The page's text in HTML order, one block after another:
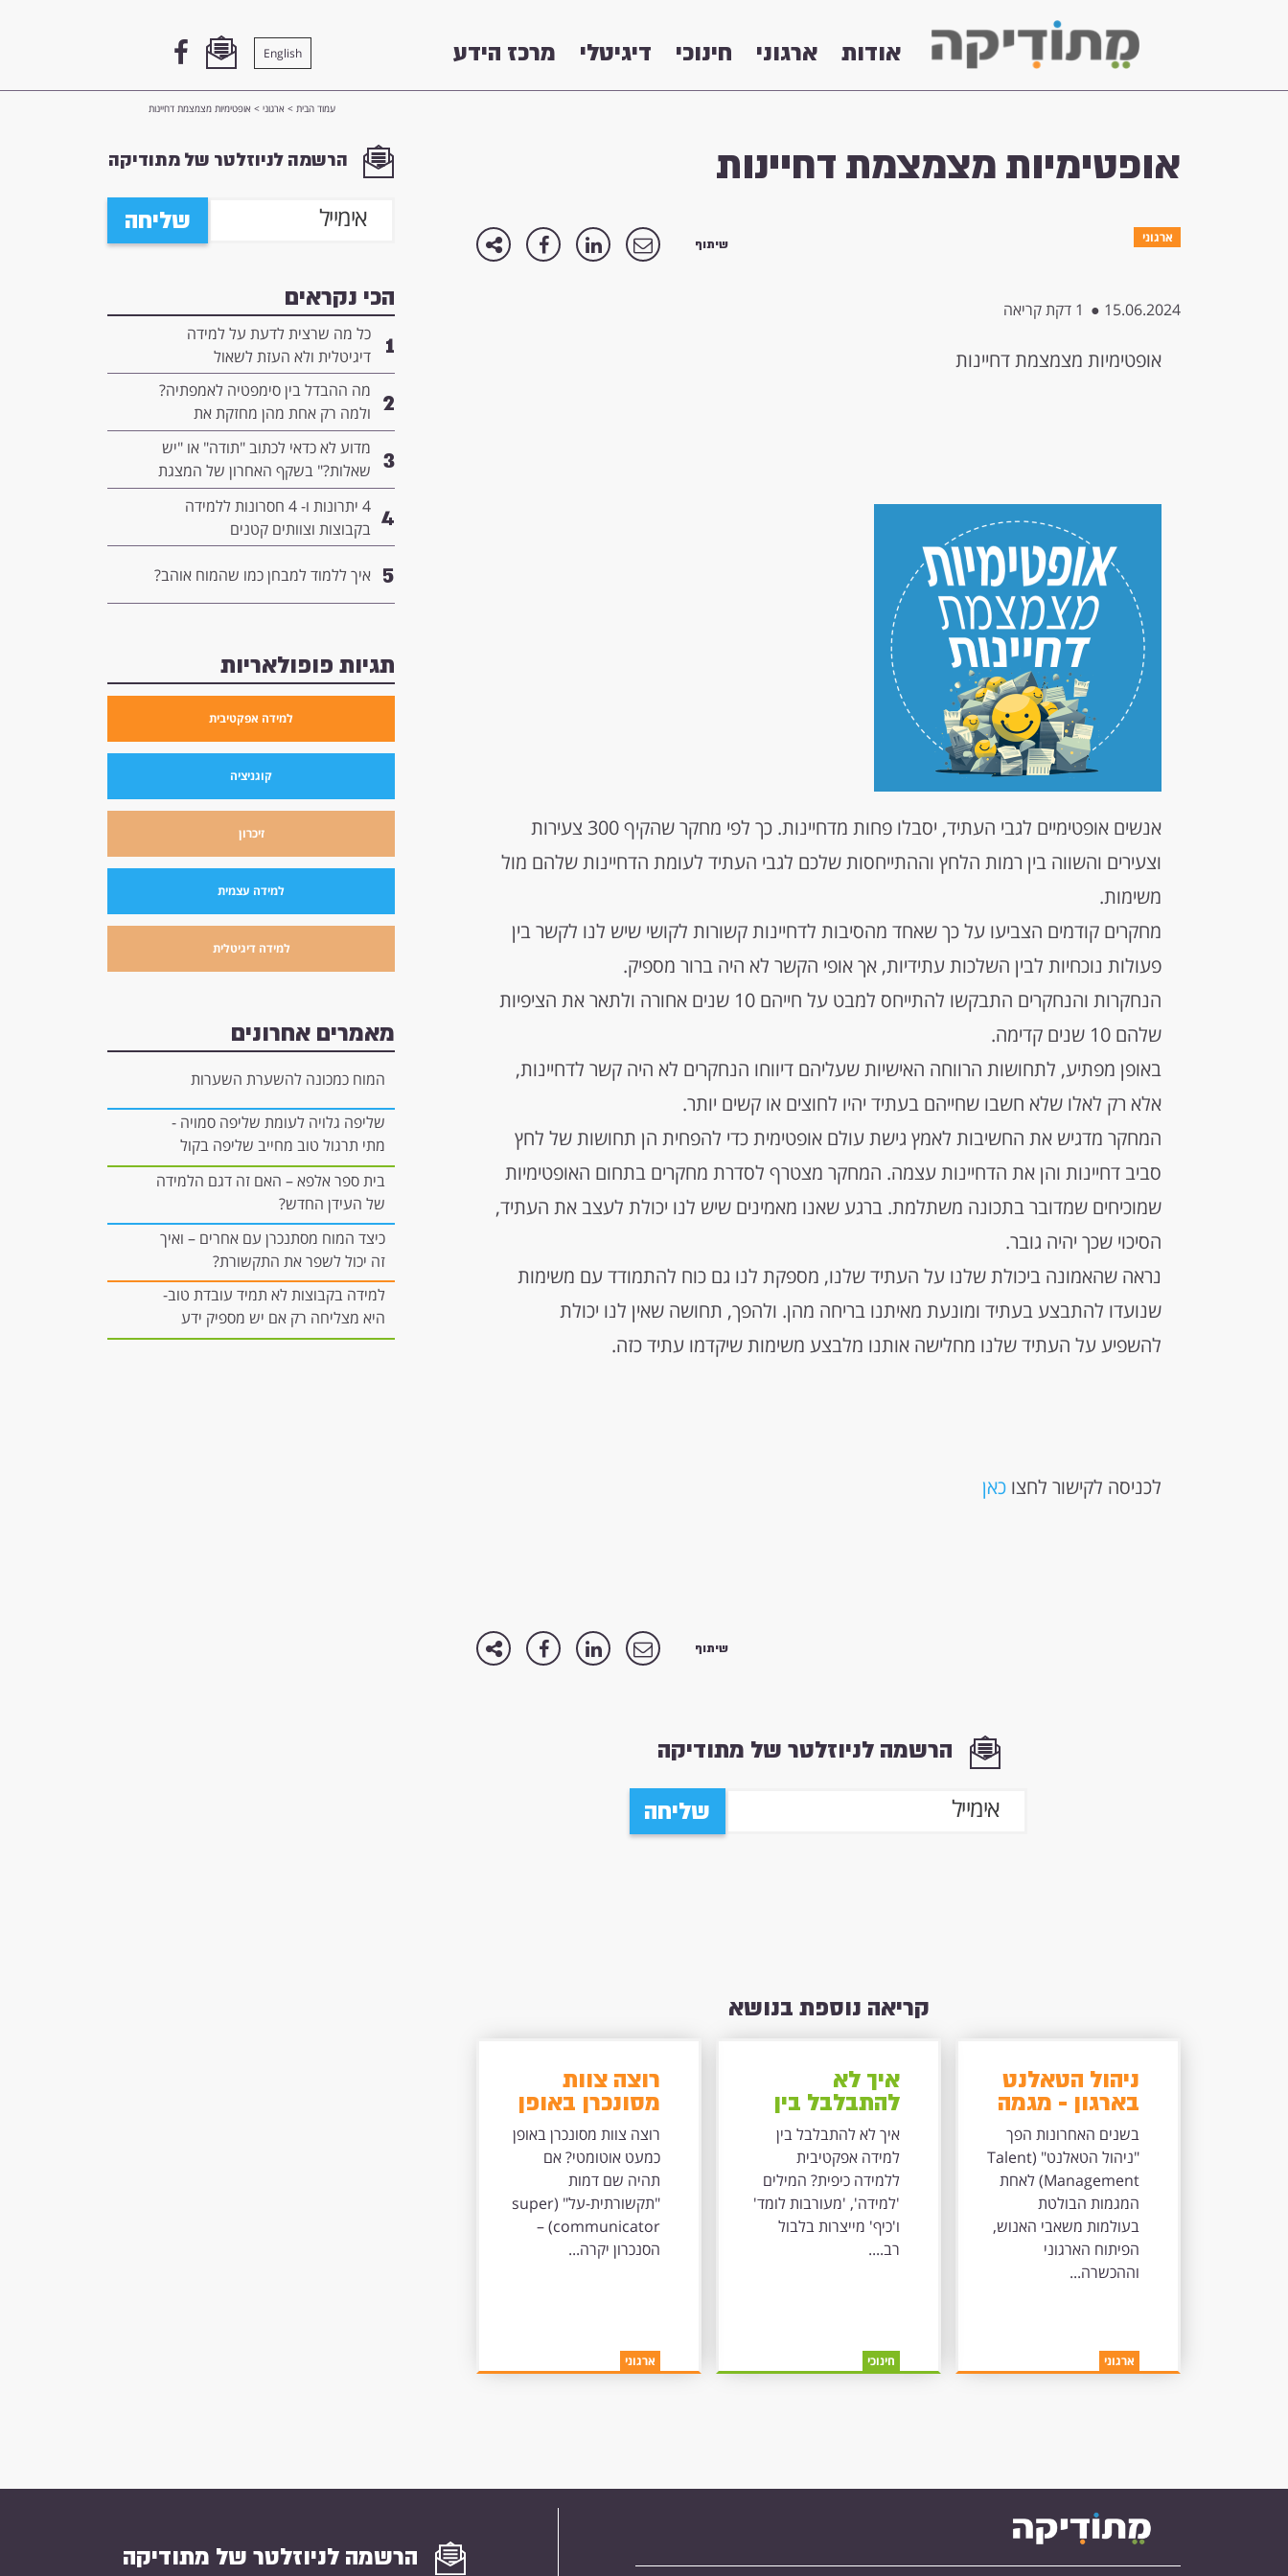
אודות ארגוני חינוכי דיגיטלי מרכז הידע English
עמוד הבית > ארגוני > אופטימיות מצמצמת דחיינות
אופטימיות מצמצמת דחיינות
ארגוני שיתוף
15.06.2024
● 1 דקת קריאה
אופטימיות מצמצמת דחיינות
אנשים אופטימיים לגבי העתיד, יסבלו פחות מדחיינות. כך לפי מחקר שהקיף 300 צעירות
וצעירים והשווה בין רמות הלחץ וההתייחסות שלכם לגבי העתיד לעומת הדחיינות שלהם מול
משימות.
מחקרים קודמים הצביעו על כך שאחד מהסיבות לדחיינות קשורות לקושי שיש לנו לקשר בין
פעולות נוכחיות לבין השלכות עתידיות, אך אופי הקשר לא היה ברור מספיק.
הנחקרות והנחקרים התבקשו להתייחס למבט על חייהם 10 שנים אחורה ולתאר את הציפיות
שלהם 10 שנים קדימה.
באופן מפתיע, לתחושות הרווחה האישיות שעליהם דיווחו הנחקרים לא היה קשר לדחיינות,
אלא רק לאלו שלא חשבו שחייהם בעתיד יהיו לחוצים או קשים יותר.
המחקר מדגיש את החשיבות לאמץ גישת עולם אופטימית כדי להפחית הן תחושות של לחץ
סביב דחיינות והן את הדחיינות עצמה. המחקר מצטרף לסדרת מחקרים בתחום האופטימיות
שמוכיחים שמדובר בתכונה משתלמת. ברגע שאנו מאמינים שיש לנו יכולת לעצב את העתיד,
הסיכוי שכך יהיה גובר.
נראה שהאמונה ביכולת שלנו על העתיד שלנו, מספקת לנו גם כוח להתמודד עם משימות
שנועדו להתבצע בעתיד ומונעת מאיתנו בריחה מהן. ולהפך, תחושה שאין לנו יכולת
להשפיע על העתיד שלנו מחלישה אותנו מלבצע משימות שיקדמו עתיד כזה.
לכניסה לקישור לחצו כאן
שיתוף
הרשמה לניוזלטר של מתודיקה
שליחה
קריאה נוספת בנושא
ניהול הטאלנט
בארגון - מגמה
חשובה או
אופנה חולפת?
בשנים האחרונות הפך
"ניהול הטאלנט" (Talent
Management) לאחת
המגמות הבולטת
בעולמות משאבי האנוש,
הפיתוח הארגוני
וההכשרה...
ארגוני
איך לא
להתבלבל בין
למידה
אפקטיבית
ללמידה כיפית?
איך לא להתבלבל בין
למידה אפקטיבית
ללמידה כיפית? המילים
'למידה', 'מעורבות לומד'
ו'כיף' מייצרות בלבול
רב....
חינוכי
רוצה צוות
מסונכרן באופן
כמעט
אוטומטי? אם
תהיה שם דמות
"תקשורתית-על"
(super
– הסנכרון יקרה
רוצה צוות מסונכרן באופן
כמעט אוטומטי? אם
תהיה שם דמות
"תקשורתית-על" (super
communicator) –
הסנכרון יקרה...
ארגוני
הרשמה לניוזלטר של מתודיקה
שליחה
הכי נקראים
1
כל מה שרצית לדעת על למידה
דיגיטלית ולא העזת לשאול
2
מה ההבדל בין סימפטיה לאמפתיה?
ולמה רק אחת מהן מחזקת את
המנהיגות שלך
3
מדוע לא כדאי לכתוב "תודה" או "יש
שאלות?" בשקף האחרון של המצגת
שלך- ומה כדאי לשים שם במקום?
4
4 יתרונות ו- 4 חסרונות ללמידה
בקבוצות וצוותים קטנים
5 איך ללמוד למבחן כמו שהמוח אוהב?
תגיות פופולאריות
למידה אפקטיבית
קוגניציה
זיכרון
למידה עצמית
למידה דיגיטלית
מאמרים אחרונים
המוח כמכונה להשערת השערות
שליפה גלויה לעומת שליפה סמויה -
מתי תרגול טוב מחייב שליפה בקול
רם, ומתי הוא יכול להיות "בתוך
הראש"?
בית ספר אלפא – האם זה דגם הלמידה
של העידן החדש?
כיצד המוח מסתנכרן עם אחרים – ואיך
זה יכול לשפר את התקשורת?
למידה בקבוצות לא תמיד עובדת טוב-
היא מצליחה רק אם יש מספיק ידע
להשתתפות משמעותית
הרשמה לניוזלטר של מתודיקה